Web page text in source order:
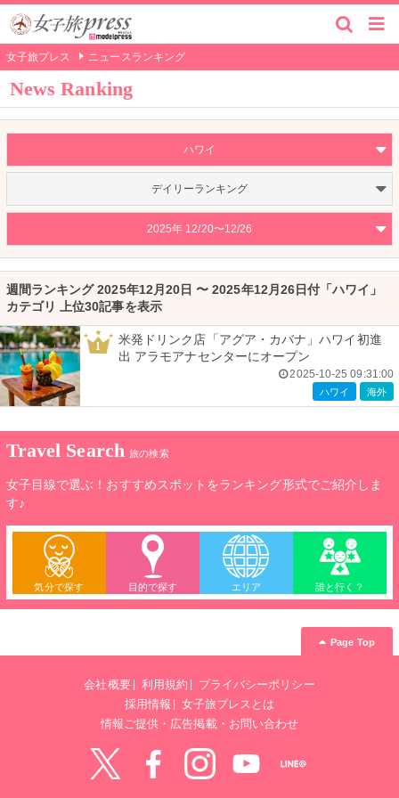
女子旅プレス ニュースランキング
News Ranking
ハワイ
デイリーランキング
2025年 12/20〜12/26
週間ランキング 2025年12月20日 〜 2025年12月26日付「ハワイ」
カテゴリ 上位30記事を表示
1
米発ドリンク店「アグア・カバナ」ハワイ初進
出 アラモアナセンターにオープン
2025-10-25 09:31:00
ハワイ 海外
Travel Search 旅の検索
女子目線で選ぶ！おすすめスポットをランキング形式でご紹介しま
す♪
気分で探す 目的で探す エリア 誰と行く？
Page Top
会社概要 利用規約
プライバシーポリシー
採用情報
女子旅プレスとは
情報ご提供・広告掲載・お問い合わせ